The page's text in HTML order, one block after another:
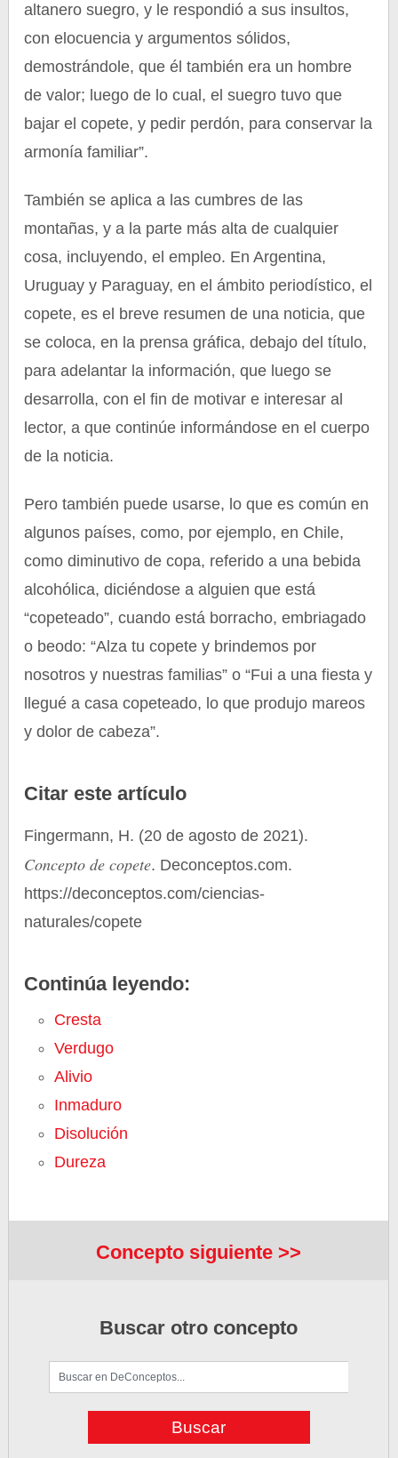
altanero suegro, y le respondió a sus insultos,
con elocuencia y argumentos sólidos,
demostrándole, que él también era un hombre
de valor; luego de lo cual, el suegro tuvo que
bajar el copete, y pedir perdón, para conservar la
armonía familiar”.
También se aplica a las cumbres de las
montañas, y a la parte más alta de cualquier
cosa, incluyendo, el empleo. En Argentina,
Uruguay y Paraguay, en el ámbito periodístico, el
copete, es el breve resumen de una noticia, que
se coloca, en la prensa gráfica, debajo del título,
para adelantar la información, que luego se
desarrolla, con el fin de motivar e interesar al
lector, a que continúe informándose en el cuerpo
de la noticia.
Pero también puede usarse, lo que es común en
algunos países, como, por ejemplo, en Chile,
como diminutivo de copa, referido a una bebida
alcohólica, diciéndose a alguien que está
“copeteado”, cuando está borracho, embriagado
o beodo: “Alza tu copete y brindemos por
nosotros y nuestras familias” o “Fui a una fiesta y
llegué a casa copeteado, lo que produjo mareos
y dolor de cabeza”.
Citar este artículo
Fingermann, H. (20 de agosto de 2021).
Concepto de copete. Deconceptos.com.
https://deconceptos.com/ciencias-
naturales/copete
Continúa leyendo:
Cresta
Verdugo
Alivio
Inmaduro
Disolución
Dureza
Concepto siguiente >>
Buscar otro concepto